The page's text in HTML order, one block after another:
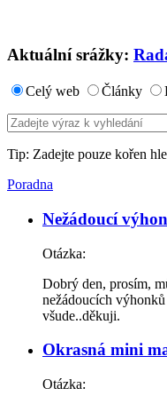
Aktuální srážky:
Celý web Články
Tip: Zadejte pouze kořen
Poradna
Nežádoucí
Otázka:
Dobrý den, prosím,
nežádoucích
všude..děkuji.
Okrasná mini
Otázka: